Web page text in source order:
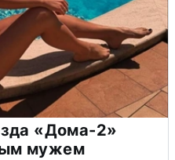
«Дома-2»
мужем